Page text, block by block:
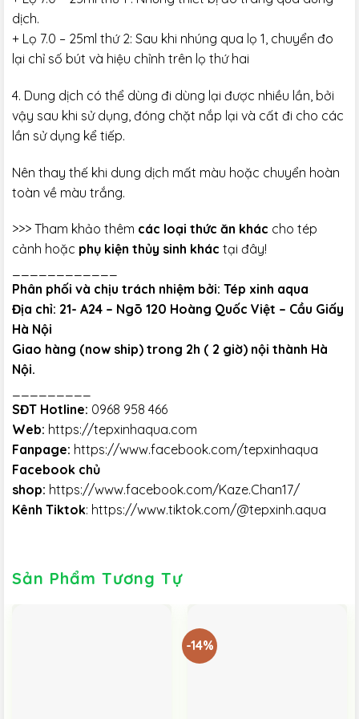
dịch.
+ Lọ 7.0 – 25ml thứ 2: Sau khi nhúng qua lọ 1, chuyển đo
lại chỉ số bút và hiệu chỉnh trên lọ thứ hai
4. Dung dịch có thể dùng đi dùng lại được nhiều lần, bởi
vậy sau khi sử dụng, đóng chặt nắp lại và cất đi cho các
lần sử dụng kể tiếp.
Nên thay thế khi dung dịch mất màu hoặc chuyển hoàn
toàn về màu trắng.
>>> Tham khảo thêm các loại thức ăn khác cho tép
cảnh hoặc phụ kiện thủy sinh khác tại đây!
Phân phối và chịu trách nhiệm bởi: Tép xinh aqua
Địa chỉ: 21- A24 – Ngõ 120 Hoàng Quốc Việt – Cầu Giấy
Hà Nội
Giao hàng (now ship) trong 2h ( 2 giờ) nội thành Hà
Nội.
SĐT Hotline: 0968 958 466
Web: https://tepxinhaqua.com
Fanpage: https://www.facebook.com/tepxinhaqua
Facebook chủ
shop: https://www.facebook.com/Kaze.Chan17/
Kênh Tiktok: https://www.tiktok.com/@tepxinh.aqua
Sản Phẩm Tương Tự
-14%